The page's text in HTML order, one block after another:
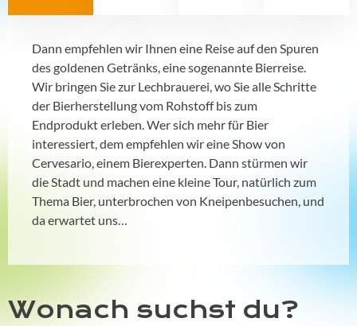
Dann empfehlen wir Ihnen eine Reise auf den Spuren
des goldenen Getränks, eine sogenannte Bierreise.
Wir bringen Sie zur Lechbrauerei, wo Sie alle Schritte
der Bierherstellung vom Rohstoff bis zum
Endprodukt erleben. Wer sich mehr für Bier
interessiert, dem empfehlen wir eine Show von
Cervesario, einem Bierexperten. Dann stürmen wir
die Stadt und machen eine kleine Tour, natürlich zum
Thema Bier, unterbrochen von Kneipenbesuchen, und
da erwartet uns…
Wonach suchst du?